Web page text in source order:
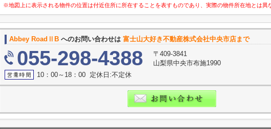
※地図上に表示される物件の位置は付近住所に所在することを表すものであり、実際の物件所在地とは異
Abbey RoadⅡB へのお問い合わせは 富士山大好き不動産株式会社中央市店まで
055-298-4388
〒409-3841
山梨県中央市布施1990
10：00～18：00 定休日:不定休